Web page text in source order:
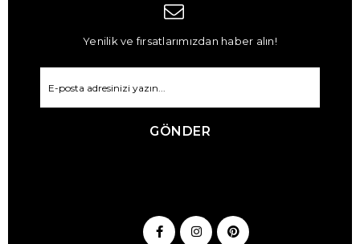
Yenilik ve fırsatlarımızdan haber alın!
GÖNDER